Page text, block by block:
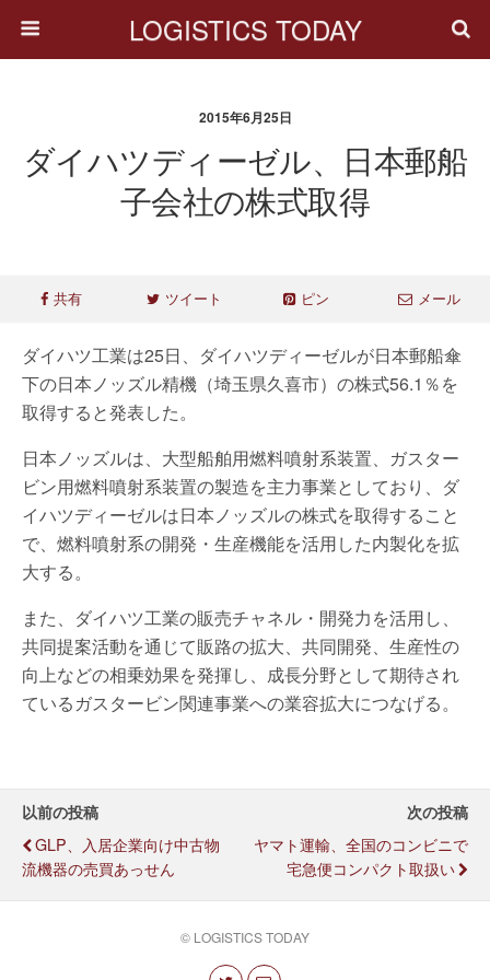
LOGISTICS TODAY
2015年6月25日
ダイハツディーゼル、日本郵船
子会社の株式取得
共有 ツイート ピン メール
ダイハツ工業は25日、ダイハツディーゼルが日本郵船傘
下の日本ノッズル精機（埼玉県久喜市）の株式56.1％を
取得すると発表した。
日本ノッズルは、大型船舶用燃料噴射系装置、ガスター
ビン用燃料噴射系装置の製造を主力事業としており、ダ
イハツディーゼルは日本ノッズルの株式を取得すること
で、燃料噴射系の開発・生産機能を活用した内製化を拡
大する。
また、ダイハツ工業の販売チャネル・開発力を活用し、
共同提案活動を通じて販路の拡大、共同開発、生産性の
向上などの相乗効果を発揮し、成長分野として期待され
ているガスタービン関連事業への業容拡大につなげる。
以前の投稿
GLP、入居企業向け中古物
流機器の売買あっせん
次の投稿
ヤマト運輸、全国のコンビニで
宅急便コンパクト取扱い
© LOGISTICS TODAY